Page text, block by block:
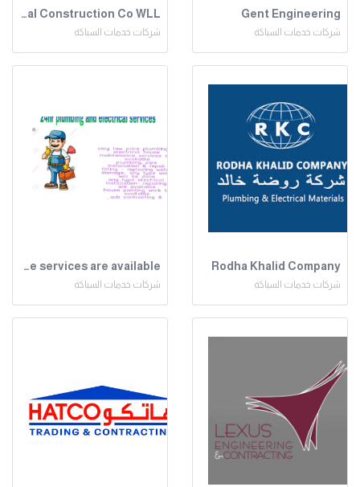
Deal Construction Co WLL
شركات خدمات السباكة
Gent Engineering
شركات خدمات السباكة
plumbing & electrical house maintenance services are available
شركات خدمات السباكة
Rodha Khalid Company
شركات خدمات السباكة